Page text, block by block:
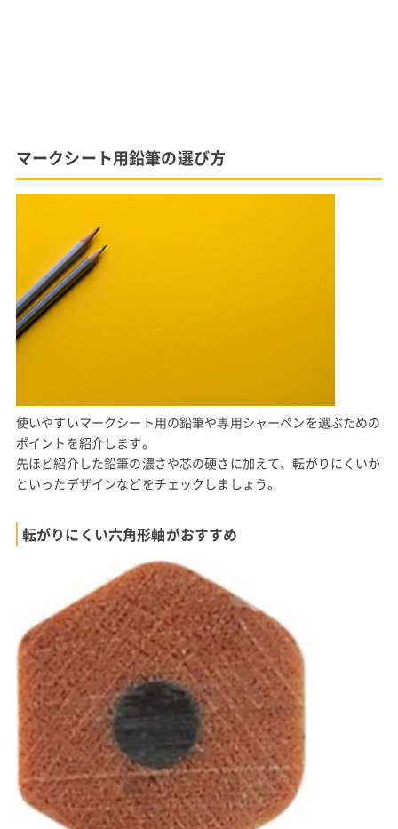
マークシート用鉛筆の選び方
使いやすいマークシート用の鉛筆や専用シャーペンを選ぶための
ポイントを紹介します。
先ほど紹介した鉛筆の濃さや芯の硬さに加えて、転がりにくいか
といったデザインなどをチェックしましょう。
転がりにくい六角形軸がおすすめ